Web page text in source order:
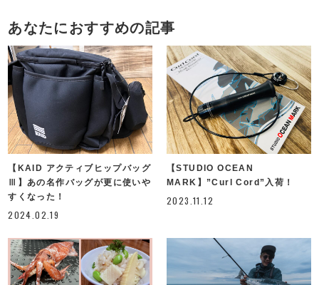
あなたにおすすめの記事
【KAID アクティブヒップバッグ
Ⅲ】あの名作バッグが更に使いや
すくなった！
2024.02.19
【STUDIO OCEAN
MARK】”Curl Cord”入荷！
2023.11.12